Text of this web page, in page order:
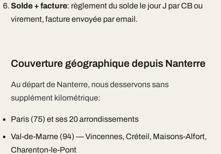
Solde + facture: règlement du solde le jour J par CB ou
virement, facture envoyée par email.
Couverture géographique depuis Nanterre
Au départ de Nanterre, nous desservons sans
supplément kilométrique:
Paris (75) et ses 20 arrondissements
Val-de-Marne (94) — Vincennes, Créteil, Maisons-Alfort,
Charenton-le-Pont